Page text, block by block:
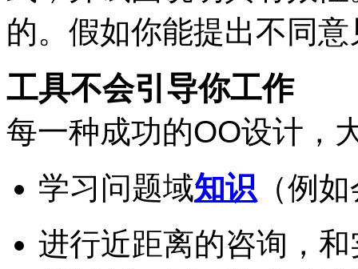
的。假如你能提出不同
工具不会引导你工作
每一种成功的OO设计，
学习问题域知识 （例
进行近距离的咨询，